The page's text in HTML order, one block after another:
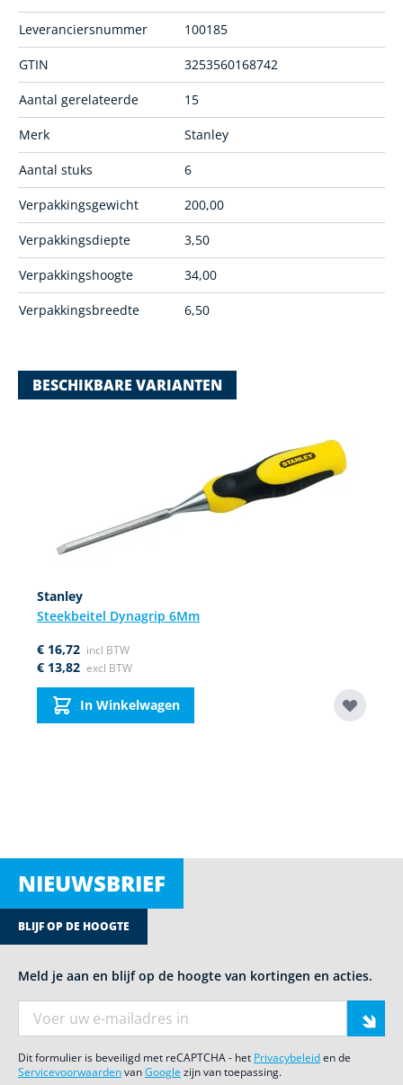
Leveranciersnummer 100185
GTIN 3253560168742
Aantal gerelateerde 15
Merk Stanley
Aantal stuks 6
Verpakkingsgewicht 200,00
Verpakkingsdiepte 3,50
Verpakkingshoogte 34,00
Verpakkingsbreedte 6,50
BESCHIKBARE VARIANTEN
Stanley
Steekbeitel Dynagrip 6Mm
€ 16,72
€ 13,82
In Winkelwagen
NIEUWSBRIEF
BLIJF OP DE HOOGTE
Meld je aan en blijf op de hoogte van kortingen en acties.
Dit formulier is beveiligd met reCAPTCHA - het Privacybeleiden de
ServicevoorwaardenvanGoogle zijn van toepassing.